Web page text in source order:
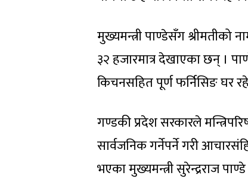
मुख्यमन्त्री पाण्डेसँग श्रीमतीको
३२ हजारमात्र देखाएका छन् ।
किचनसहित पूर्ण फर्निसिङ घर
गण्डकी प्रदेश सरकारले
सार्वजनिक गर्नेपर्ने गरी
भएका मुख्यमन्त्री सुरेन्द्रराज